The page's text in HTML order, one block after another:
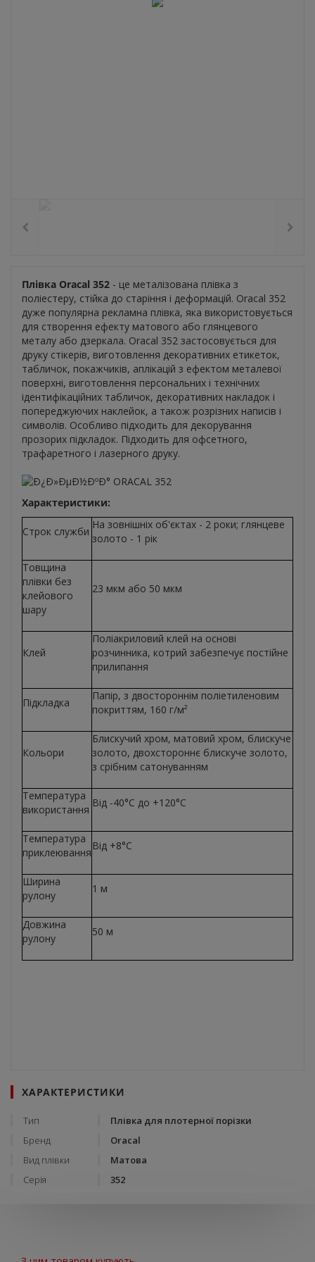
Плівка Oracal 352 - це металізована плівка з
поліестеру, стійка до старіння і деформацій. Oracal 352
дуже популярна рекламна плівка, яка використовується
для створення ефекту матового або глянцевого
металу або дзеркала. Oracal 352 застосовується для
друку стікерів, виготовлення декоративних етикеток,
табличок, покажчиків, аплікацій з ефектом металевої
поверхні, виготовлення персональних і технічних
ідентифікаційних табличок, декоративних накладок і
попереджуючих наклейок, а також розрізних написів і
символів. Особливо підходить для декорування
прозорих підкладок. Підходить для офсетного,
трафаретного і лазерного друку.
Характеристики:
Строк служби
На зовнішніх об'єктах - 2 роки; глянцеве
золото - 1 рік
Товщина
плівки без
клейового
шару
23 мкм або 50 мкм
Клей
Поліакриловий клей на основі
розчинника, котрий забезпечує постійне
прилипання
Підкладка
Папір, з двостороннім поліетиленовим
покриттям, 160 г/м²
Кольори
Блискучий хром, матовий хром, блискуче
золото, двохстороннє блискуче золото,
з срібним сатонуванням
Температура
використання
Від -40°С до +120°С
Температура
приклеювання
Від +8°С
Ширина
рулону
1 м
Довжина
рулону
50 м
ХАРАКТЕРИСТИКИ
Тип
Плівка для плотерної порізки
Бренд
Oracal
Вид плівки
Матова
Серія
352